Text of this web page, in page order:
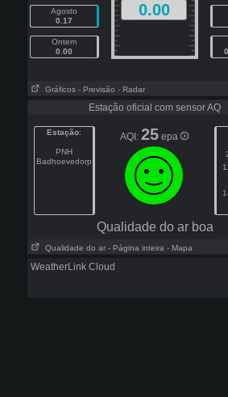
Agosto
0.17
Ontem
0.00
0.00
Gráficos - Previsão - Radar
Estação oficial com sensor AQ
Estação:
PNH
Badhoevedorp
AQI: 25 epa
Qualidade do ar boa
Qualidade do ar - Página inteira - Mapa
WeatherLink Cloud